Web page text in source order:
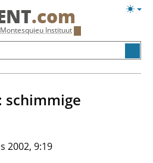
.com
Montesquieu Instituut
schimmige
2002, 9:19